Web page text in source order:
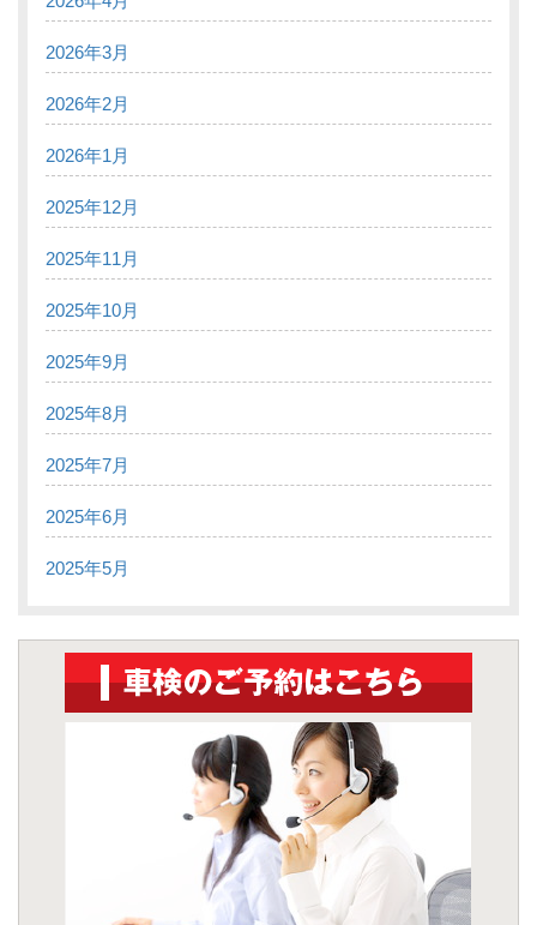
2026年3月
2026年2月
2026年1月
2025年12月
2025年11月
2025年10月
2025年9月
2025年8月
2025年7月
2025年6月
2025年5月